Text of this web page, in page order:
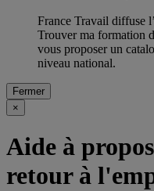
France Travail diffuse
Trouver ma formation
vous proposer un
niveau national.
Fermer
×
Aide à
retour à